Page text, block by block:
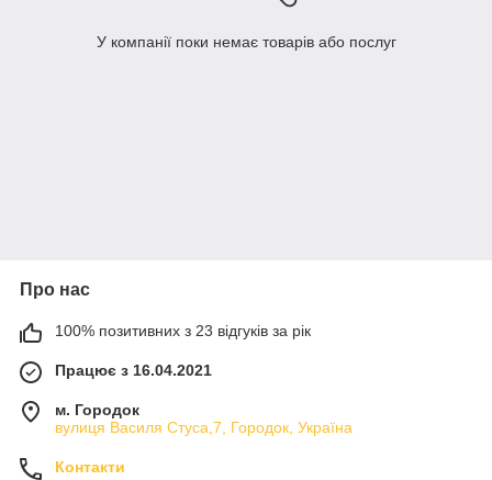
У компанії поки немає товарів або послуг
Про нас
100% позитивних з 23 відгуків за рік
Працює з 16.04.2021
м. Городок
вулиця Василя Стуса,7, Городок, Україна
Контакти